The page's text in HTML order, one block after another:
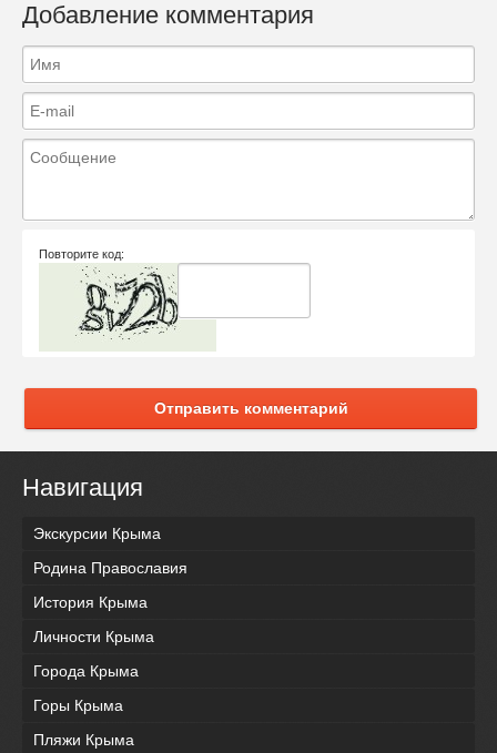
Добавление комментария
Повторите код:
Отправить комментарий
Навигация
Экскурсии Крыма
Родина Православия
История Крыма
Личности Крыма
Города Крыма
Горы Крыма
Пляжи Крыма